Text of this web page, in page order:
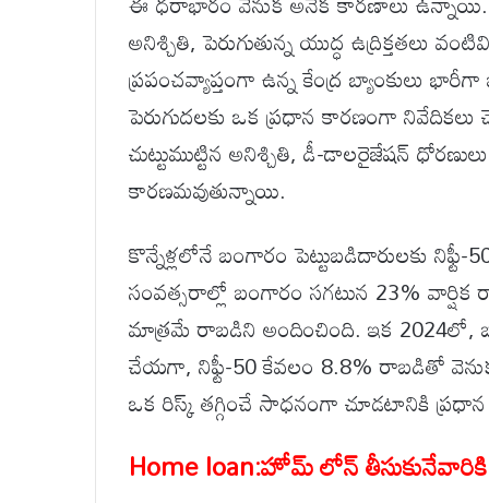
అనిశ్చితి, పెరుగుతున్న యుద్ధ
ప్రపంచవ్యాప్తంగా ఉన్న కేంద్ర బ్యాంకులు
పెరుగుదలకు ఒక ప్రధాన కారణంగా నివేదికలు
చుట్టుముట్టిన అనిశ్చితి, డీ-డాలరైజేషన్
కారణమవుతున్నాయి.
కొన్నేళ్లలోనే బంగారం పెట్టుబడిదారులకు
సంవత్సరాల్లో బంగారం సగటున 23%
మాత్రమే రాబడిని అందించింది. ఇక 2024లో,
చేయగా, నిఫ్టీ-50 కేవలం 8.8% రాబడితో
ఒక రిస్క్ తగ్గించే సాధనంగా చూడటానికి
Home loan:హోమ్ లోన్